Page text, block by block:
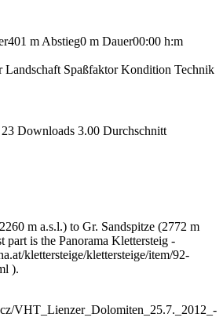
401 m Abstieg0 m Dauer00:00 h:m
Landschaft Spaßfaktor Kondition Technik
23 Downloads 3.00 Durchschnitt
m a.s.l.) to Gr. Sandspitze (2772 m
part is the Panorama Klettersteig -
klettersteige/klettersteige/item/92-
).
VHT_Lienzer_Dolomiten_25.7._2012_-